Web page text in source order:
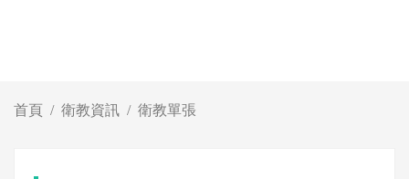
首頁 衛教資訊 衛教單張